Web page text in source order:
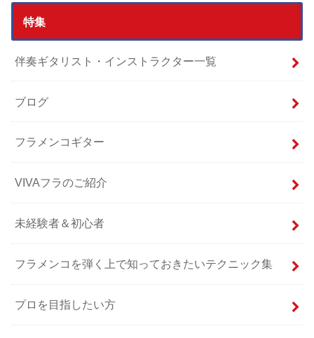
特集
伴奏ギタリスト・インストラクター一覧
ブログ
フラメンコギター
VIVAフラのご紹介
未経験者＆初心者
フラメンコを弾く上で知っておきたいテクニック集
プロを目指したい方